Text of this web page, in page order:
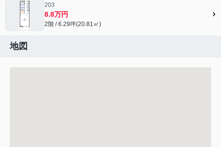
203
8.8万円
2階 / 6.29坪(20.81㎡)
地図